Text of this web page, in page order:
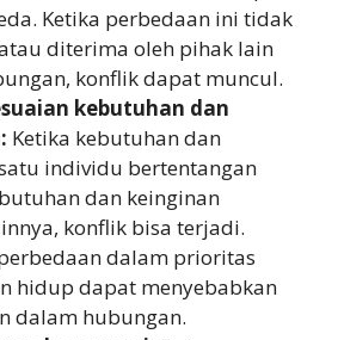
Ketika perbedaan ini tidak
diterima oleh pihak lain
konflik dapat muncul.
kebutuhan dan
Ketika kebutuhan dan
individu bertentangan
dan keinginan
konflik bisa terjadi.
dalam prioritas
hidup dapat menyebabkan
dalam hubungan.